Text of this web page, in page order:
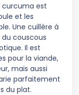
curcuma est
et les
Une cuillère à
couscous
Il est
pour la viande,
mais aussi
parfaitement
du plat.